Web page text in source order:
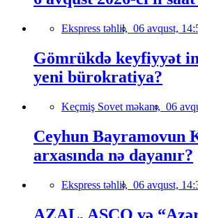
Ekspress təhlil, 06 avqust,
Gömrükdə keyfiyyət
yeni bürokratiya?
Keçmiş Sovet məkanı, 06
Ceyhun Bayramovun
arxasında nə dayanır?
Ekspress təhlil, 06 avqust,